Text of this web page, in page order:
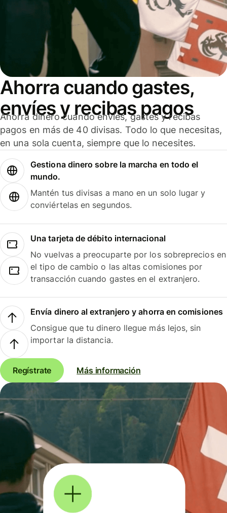
Ahorra cuando gastes,
envíes y recibas pagos
Ahorra dinero cuando envíes, gastes y recibas
pagos en más de 40 divisas. Todo lo que necesitas,
en una sola cuenta, siempre que lo necesites.
Gestiona dinero sobre la marcha en todo el
mundo.
Mantén tus divisas a mano en un solo lugar y
conviértelas en segundos.
Una tarjeta de débito internacional
No vuelvas a preocuparte por los sobreprecios en
el tipo de cambio o las altas comisiones por
transacción cuando gastes en el extranjero.
Envía dinero al extranjero y ahorra en comisiones
Consigue que tu dinero llegue más lejos, sin
importar la distancia.
Regístrate Más información